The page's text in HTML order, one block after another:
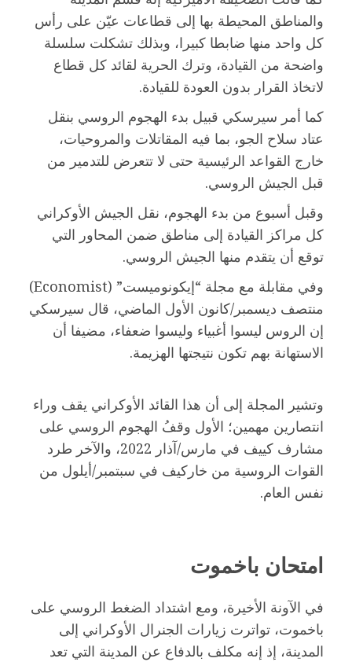
والمناطق المحيطة بها إلى قطاعات عيّن على رأس
كل واحد منها ضابطا كبيرا، وبذلك تشكلت سلسلة
واضحة من القيادة، وترك الحرية لقائد كل قطاع
لاتخاذ القرار بدون العودة للقيادة.
كما أمر سيرسكي قبيل بدء الهجوم الروسي بنقل
عتاد سلاح الجو، بما فيه المقاتلات والمروحيات،
خارج القواعد الرئيسية حتى لا تتعرض للتدمير من
قبل الجيش الروسي.
وقبل أسبوع من بدء الهجوم، نقل الجيش الأوكراني
كل مراكز القيادة إلى مناطق ضمن المحاور التي
توقع أن يتقدم منها الجيش الروسي.
وفي مقابلة مع مجلة “إيكونوميست” (Economist)
منتصف ديسمبر/كانون الأول الماضي، قال سيرسكي
إن الروس ليسوا أغبياء وليسوا ضعفاء، مضيفا أن
الاستهانة بهم تكون نتيجتها الهزيمة.
وتشير المجلة إلى أن هذا القائد الأوكراني يقف وراء
انتصارين مهمين؛ الأول وقفُ الهجوم الروسي على
مشارف كييف في مارس/آذار 2022، والآخر طرد
القوات الروسية من خاركيف في سبتمبر/أيلول من
نفس العام.
امتحان باخموت
في الآونة الأخيرة، ومع اشتداد الضغط الروسي على
باخموت، تواترت زيارات الجنرال الأوكراني إلى
المدينة، إذ إنه مكلف بالدفاع عن المدينة التي تعد